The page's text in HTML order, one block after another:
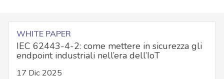
WHITE PAPER
IEC 62443-4-2: come mettere in sicurezza gli
endpoint industriali nell’era dell’IoT
17 Dic 2025